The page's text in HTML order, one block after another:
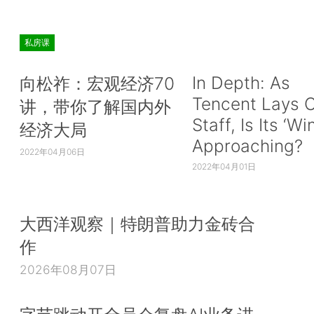
私房课
向松祚：宏观经济70
讲，带你了解国内外
经济大局
2022年04月06日
In Depth: As
Tencent Lays
Staff, Is Its
Approaching?
2022年04月01日
大西洋观察｜特朗普助力金砖合
作
2026年08月07日